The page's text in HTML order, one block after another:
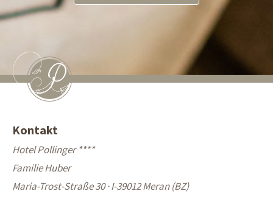
Kontakt
Hotel Pollinger ****
Familie Huber
Maria-Trost-Straße 30 · I-39012 Meran (BZ)